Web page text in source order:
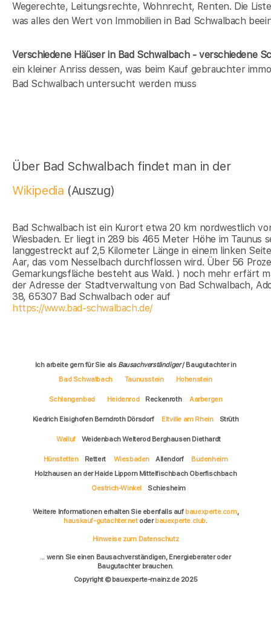
Wegerechte, Leitungsrechte, Wohnrecht, Renten. Die
was alles den Wert von Immobilien in Bad Schwalbach
Verschiedene Häüser in Bad Schwalbach - verschiedene
ein kleiner Anriss dessen, was beim Kauf gebrauchter
Bad Schwalbach untersucht werden muss
Über Bad Schwalbach findet man in der
Wikipedia (Auszug)
Bad Schwalbach ist ein Kurort etwa 20 km nordwestlich
Wiesbaden. Er liegt in 289 bis 465 Meter Höhe im Taunus
langgestreckt auf 2,5 Kilometer Länge in einem linken
Aar, das vom Nesselbach durchflossen wird. Über 56
Gemarkungsfläche besteht aus Wald. ) noch mehr erfärt
der Adresse der Stadtverwaltung von Bad Schwalbach,
38, 65307 Bad Schwalbach oder auf
https://www.bad-schwalbach.de/
Ich arbeite gern für Sie als Bausachverständiger/ Baugutachter in
Bad Schwalbach
Taunusstein Hohenstein
Schlangenbad Heidenrod Reckenroth Aarbergen
Kiedrich Eisighofen Berndroth Dörsdorf Eltville am Rhein Strüth
Walluf Weidenbach Welterod Berghausen Diethardt
Hünstetten Rettert Wiesbaden Allendorf
Budenheim
Holzhausen an der Haide Lipporn Mittelfischbach Oberfischbach
Oestrich-Winkel
Schiesheim
Weitere Informationen erhalten Sie ebenfalls auf bauexperte.com,
hauskauf-gutachter.netoderbauexperte.club.
Hinweise zum Datenschutz
... wenn Sie einen Bausachverständigen, Energieberater oder
Baugutachter brauchen.
Copyright © bauexperte-mainz.de 2025